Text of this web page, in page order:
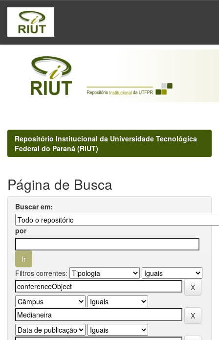
Skip
navigation
Repositório Institucional da Universidade Tecnológica
Federal do Paraná (RIUT)
Página de Busca
Buscar em:
por
Filtros correntes: